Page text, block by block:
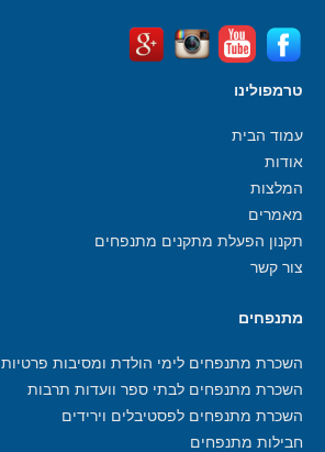
טרמפולינו
עמוד הבית
אודות
המלצות
מאמרים
תקנון הפעלת מתקנים מתנפחים
צור קשר
מתנפחים
השכרת מתנפחים לימי הולדת ומסיבות פרטיות
השכרת מתנפחים לבתי ספר וועדות תרבות
השכרת מתנפחים לפסטיבלים וירידים
חבילות מתנפחים